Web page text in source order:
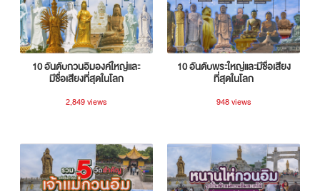
10 อันดับกวนอิมองค์ใหญ่และ
มีชื่อเสียงที่สุดในโลก
2,849 views
10 อันดับพระใหญ่และมีชื่อเสียง
ที่สุดในโลก
948 views